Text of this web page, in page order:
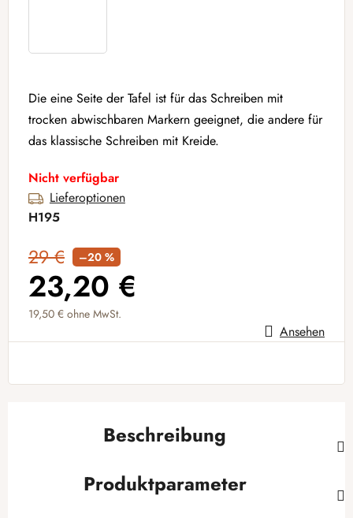
Die eine Seite der Tafel ist für das Schreiben mit
trocken abwischbaren Markern geeignet, die andere für
das klassische Schreiben mit Kreide.
Nicht verfügbar
Lieferoptionen
H195
29 € –20 %
23,20 €
19,50 € ohne MwSt.
Verkaufspreis: Ansehen
Beschreibung
Produktparameter